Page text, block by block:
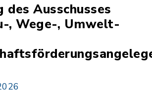
des Ausschusses
, Wege-, Umwelt-